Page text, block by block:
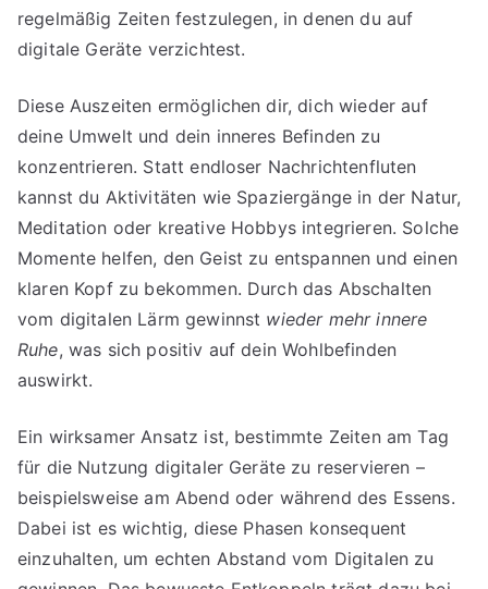
regelmäßig Zeiten festzulegen, in denen du auf
digitale Geräte verzichtest.
Diese Auszeiten ermöglichen dir, dich wieder auf
deine Umwelt und dein inneres Befinden zu
konzentrieren. Statt endloser Nachrichtenfluten
kannst du Aktivitäten wie Spaziergänge in der Natur,
Meditation oder kreative Hobbys integrieren. Solche
Momente helfen, den Geist zu entspannen und einen
klaren Kopf zu bekommen. Durch das Abschalten
vom digitalen Lärm gewinnst wieder mehr innere
Ruhe, was sich positiv auf dein Wohlbefinden
auswirkt.
Ein wirksamer Ansatz ist, bestimmte Zeiten am Tag
für die Nutzung digitaler Geräte zu reservieren –
beispielsweise am Abend oder während des Essens.
Dabei ist es wichtig, diese Phasen konsequent
einzuhalten, um echten Abstand vom Digitalen zu